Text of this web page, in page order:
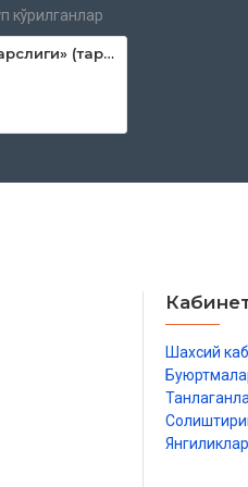
кўрилганлар
«Араб тили дарслиги» (таркиб қоидалари)
Шахсий
Янгиликлар